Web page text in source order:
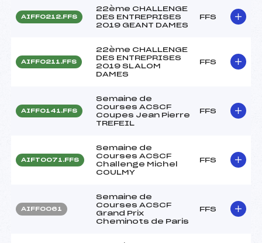
AIFF0212.FFS
22ème CHALLENGE
DES ENTREPRISES
2019 GEANT DAMES
FFS
AIFF0211.FFS
22ème CHALLENGE
DES ENTREPRISES
2019 SLALOM
DAMES
FFS
AIFF0141.FFS
Semaine de
Courses ACSCF
Coupes Jean Pierre
TREFEIL
FFS
AIFT0071.FFS
Semaine de
Courses ACSCF
Challenge Michel
COULMY
FFS
AIFF0061
Semaine de
Courses ACSCF
Grand Prix
Cheminots de Paris
FFS